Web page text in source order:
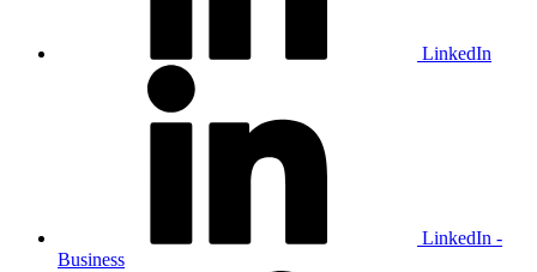
LinkedIn
LinkedIn -
Business